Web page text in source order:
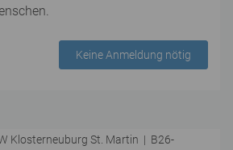
Keine Anmeldung nötig
Klosterneuburg St. Martin | B26-